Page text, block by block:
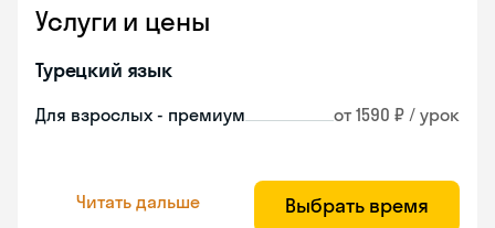
Услуги и цены
Турецкий язык
Для взрослых - премиум от 1590 ₽ / урок
Читать дальше Выбрать время